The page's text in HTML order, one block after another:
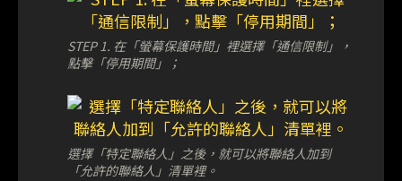
STEP 1. 在「螢幕保護時間」裡選擇「通信限制」，
點擊「停用期間」；
選擇「特定聯絡人」之後，就可以將聯絡人加到
「允許的聯絡人」清單裡。